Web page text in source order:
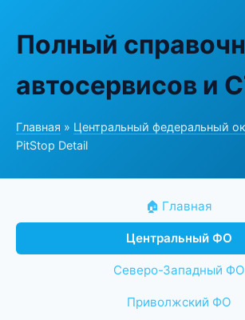
Полный
автосервисов и
Главная » Центральный федеральный
PitStop Detail
🏠 Главная
Центральный ФО
Северо-Западный ФО
Приволжский ФО